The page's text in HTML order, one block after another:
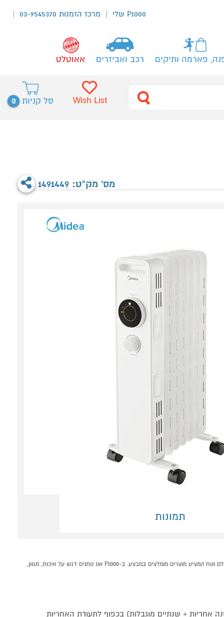
P1000 שלי מרכז הזמנות 03-9545370
פארמה ותיקים רכב ואביזרים אאוטלט
סל קניות 0 Wish List
מס' מק"ט: 1491449
תמונות
רדיאטור 7 צלעות דגם NY1507-20M מידאה MIDEA קונים אונליין בקטגוריית רדיאטור / קונווקטור במחלקת מזגנים מאווררים ומוצרי חימום בP1000 - אתר קניות ישראלי בטוח, משתלם ונוח המציע מוצרים מומלצים במבצע. ב-P1000 אנו נותנים דגש על איכות, מגוון,